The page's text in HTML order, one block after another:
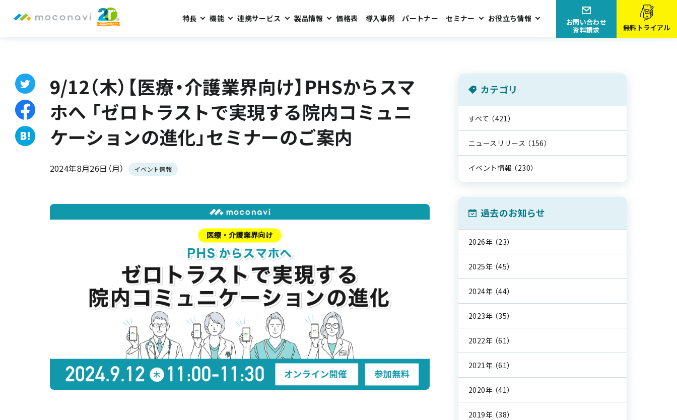
特長 機能 連携サービス 製品情報 価格表 導入事例 パートナー セミナー お役立ち情報
無料トライアル
お問い合わせ
資料請求
9/12（木）【医療・介護業界向け】PHSからスマ
ホへ 「ゼロトラストで実現する院内コミュニ
ケーションの進化」セミナーのご案内
2024年8月26日（月） イベント情報
カテゴリ
すべて （421）
ニュースリリース （156）
イベント情報 （230）
過去のお知らせ
2026年 （23）
2025年 （45）
2024年 （44）
2023年 （35）
2022年 （61）
2021年 （61）
2020年 （41）
2019年 （38）